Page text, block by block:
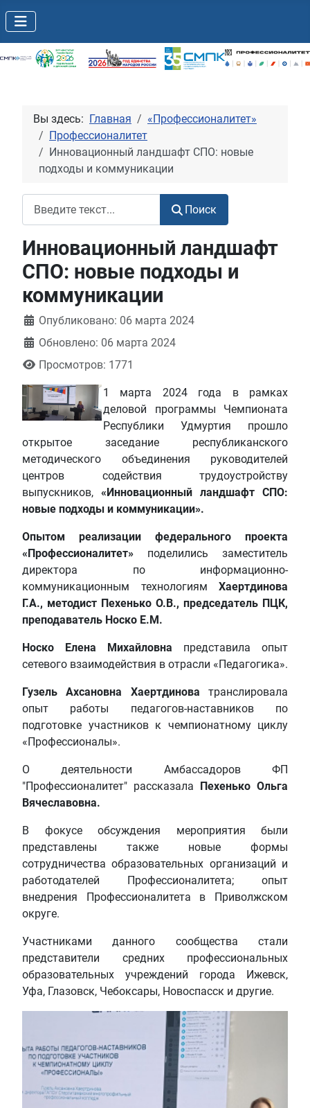
Вы здесь: Главная
«Профессионалитет»
Профессионалитет
Инновационный ландшафт СПО: новые
подходы и коммуникации
Поиск
Инновационный ландшафт
СПО: новые подходы и
коммуникации
Информация о материале
Опубликовано: 06 марта 2024
Обновлено: 06 марта 2024
Просмотров: 1771
1 марта 2024 года в рамках
деловой программы Чемпионата
Республики Удмуртия прошло
открытое заседание республиканского
методического объединения руководителей
центров содействия трудоустройству
выпускников, «Инновационный ландшафт СПО:
новые подходы и коммуникации».
Опытом реализации федерального проекта
«Профессионалитет» поделились заместитель
директора по информационно-
коммуникационным технологиям Хаертдинова
Г.А., методист Пехенько О.В., председатель ПЦК,
преподаватель Носко Е.М.
Носко Елена Михайловна представила опыт
сетевого взаимодействия в отрасли «Педагогика».
Гузель Ахсановна Хаертдинова транслировала
опыт работы педагогов-наставников по
подготовке участников к чемпионатному циклу
«Профессионалы».
О деятельности Амбассадоров ФП
"Профессионалитет" рассказала
Пехенько Ольга
Вячеславовна.
В фокусе обсуждения мероприятия были
представлены также новые формы
сотрудничества образовательных организаций и
работодателей Профессионалитета; опыт
внедрения Профессионалитета в Приволжском
округе.
Участниками данного сообщества стали
представители средних профессиональных
образовательных учреждений города Ижевск,
Уфа, Глазовск, Чебоксары, Новоспасск и другие.